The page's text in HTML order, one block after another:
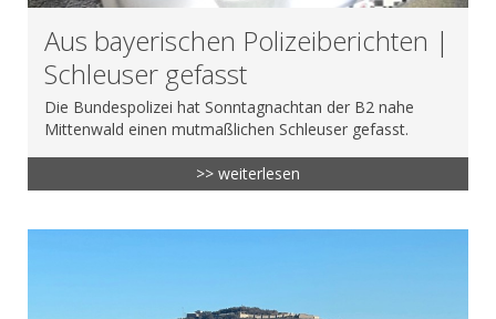
Aus bayerischen Polizeiberichten |
Schleuser gefasst
Die Bundespolizei hat Sonntagnachtan der B2 nahe
Mittenwald einen mutmaßlichen Schleuser gefasst.
>> weiterlesen